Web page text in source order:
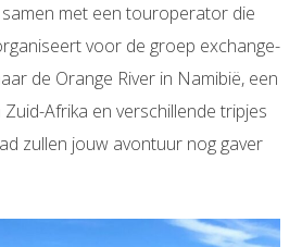
met een touroperator die
voor de groep exchange-
de Orange River in Namibië, een
Afrika en verschillende tripjes
zullen jouw avontuur nog gaver